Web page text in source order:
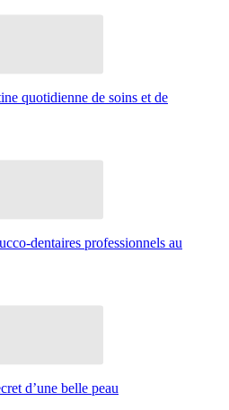
quotidienne de soins et de
dentaires professionnels au
d’une belle peau